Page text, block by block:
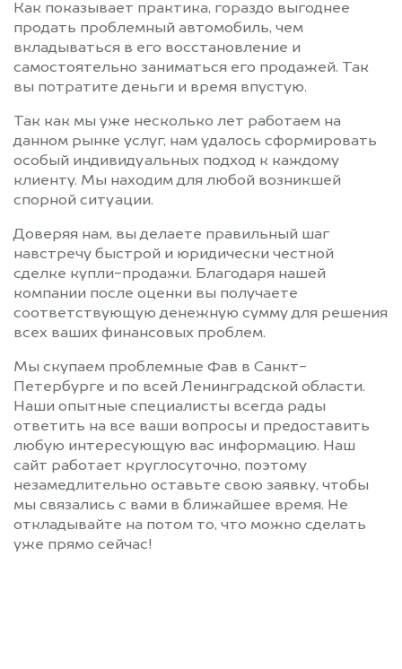
Как показывает практика, гораздо выгоднее
продать проблемный автомобиль, чем
вкладываться в его восстановление и
самостоятельно заниматься его продажей. Так
вы потратите деньги и время впустую.
Так как мы уже несколько лет работаем на
данном рынке услуг, нам удалось сформировать
особый индивидуальных подход к каждому
клиенту. Мы находим для любой возникшей
спорной ситуации.
Доверяя нам, вы делаете правильный шаг
навстречу быстрой и юридически честной
сделке купли-продажи. Благодаря нашей
компании после оценки вы получаете
соответствующую денежную сумму для решения
всех ваших финансовых проблем.
Мы скупаем проблемные Фав в Санкт-
Петербурге и по всей Ленинградской области.
Наши опытные специалисты всегда рады
ответить на все ваши вопросы и предоставить
любую интересующую вас информацию. Наш
сайт работает круглосуточно, поэтому
незамедлительно оставьте свою заявку, чтобы
мы связались с вами в ближайшее время. Не
откладывайте на потом то, что можно сделать
уже прямо сейчас!